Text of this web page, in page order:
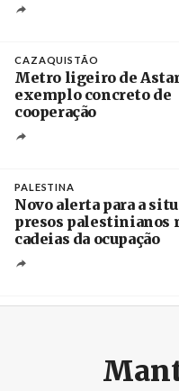
CAZAQUISTÃO
Metro ligeiro de
exemplo concreto de
cooperação
PALESTINA
Novo alerta para a
presos palestinianos
cadeias da ocupação